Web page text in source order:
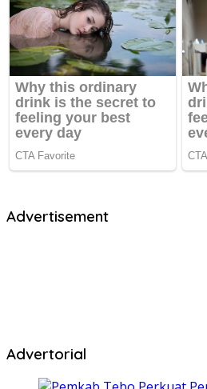
Advertisement
Advertorial